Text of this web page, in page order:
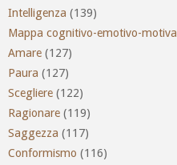
Intelligenza (139)
Mappa cognitivo-emotivo-motiva
Amare (127)
Paura (127)
Scegliere (122)
Ragionare (119)
Saggezza (117)
Conformismo (116)